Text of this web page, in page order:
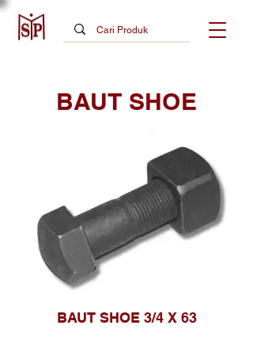
BAUT SHOE
BAUT SHOE 3/4 X 63